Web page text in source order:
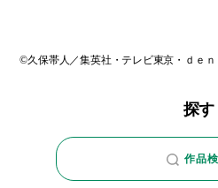
©久保帯人／集英社・テレビ東京・ｄｅｎ
探す
作品